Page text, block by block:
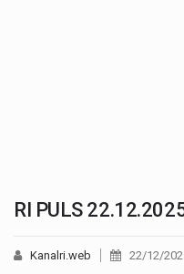
RI PULS
Kanalri.web 22/12/